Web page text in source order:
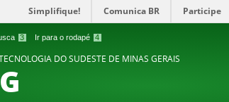
3 Ir para o rodapé 4
Simplifique! Comunica BR Participe
DO SUDESTE DE MINAS GERAIS